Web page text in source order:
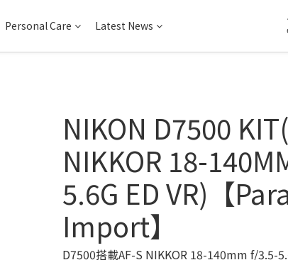
Personal Care Latest News
NIKON D7500
NIKKOR 18-
5.6G ED VR)【
Import】
D7500搭載AF-S NIKKOR 18-140mm f/3.5-